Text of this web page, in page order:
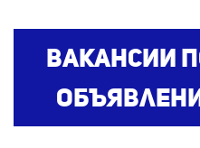
Вакансии